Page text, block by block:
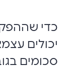
כדי
יכולים